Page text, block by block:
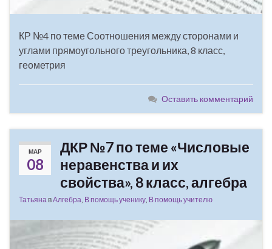
КР №4 по теме Соотношения между сторонами и
углами прямоугольного треугольника, 8 класс,
геометрия
Оставить комментарий
МАР
08
ДКР №7 по теме «Числовые
неравенства и их
свойства», 8 класс, алгебра
Татьяна вАлгебра В помощь ученику В помощь учителю